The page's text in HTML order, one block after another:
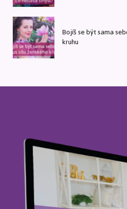
Bojíš se být sama
kruhu